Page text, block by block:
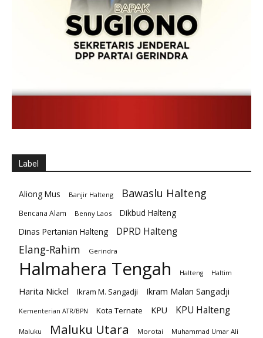
Label
Aliong Mus Banjir Halteng Bawaslu Halteng
Bencana Alam Benny Laos
Dikbud Halteng
Dinas Pertanian Halteng
DPRD Halteng
Elang-Rahim Gerindra
Halmahera Tengah Halteng Haltim
Harita Nickel Ikram M. Sangadji Ikram Malan Sangadji
Kementerian ATR/BPN Kota Ternate KPU KPU Halteng
Maluku Maluku Utara Morotai Muhammad Umar Ali